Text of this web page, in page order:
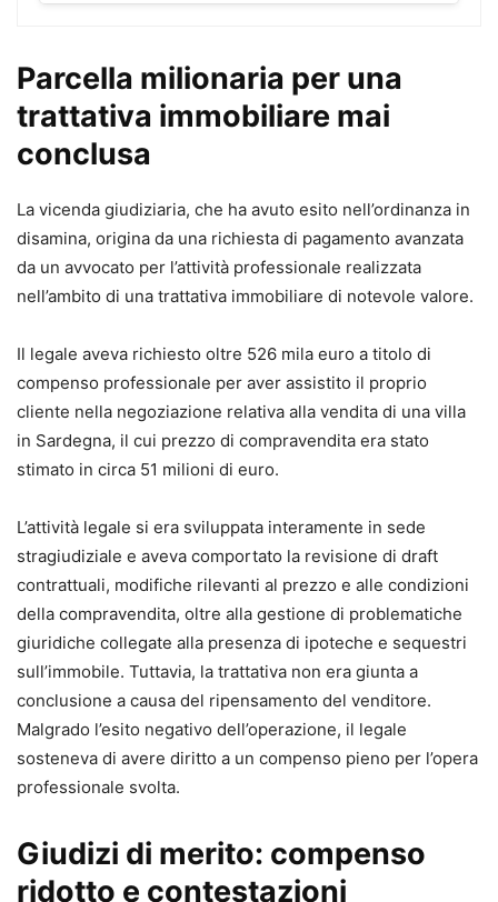
strumenti alternativi di risoluzione delle controversie.
L’opera raccoglieoltre 200 formule, ciascuna corredata
• riferimento normativo puntuale,
indicazione dei termini e delle scadenze,
preclusioni processuali,
strategia difensiva e redigere atti completi, aggiornati e
Contenuti principali
parti e difensori, mediazione e negoziazione assistita;
giudizio di primo grado davanti al tribunale e al giudice di
appello, ricorso per Cassazione e altre impugnazioni;
controversie di lavoro;
precetto ed esecuzione, opposizioni all’esecuzione;
•procedimenti cautelari e procedimento semplificato di
•arbitrato e trasferimento del contenzioso in sede
arbitrale.
Parcella milionaria per una
trattativa immobiliare mai
conclusa
La vicenda giudiziaria, che ha avuto esito nell’ordinanza in
disamina, origina da una richiesta di pagamento avanzata
da un avvocato per l’attività professionale realizzata
nell’ambito di una trattativa immobiliare di notevole valore.
Il legale aveva richiesto oltre 526 mila euro a titolo di
compenso professionale per aver assistito il proprio
cliente nella negoziazione relativa alla vendita di una villa
in Sardegna, il cui prezzo di compravendita era stato
stimato in circa 51 milioni di euro.
L’attività legale si era sviluppata interamente in sede
stragiudiziale e aveva comportato la revisione di draft
contrattuali, modifiche rilevanti al prezzo e alle condizioni
della compravendita, oltre alla gestione di problematiche
giuridiche collegate alla presenza di ipoteche e sequestri
sull’immobile. Tuttavia, la trattativa non era giunta a
conclusione a causa del ripensamento del venditore.
Malgrado l’esito negativo dell’operazione, il legale
sosteneva di avere diritto a un compenso pieno per l’opera
professionale svolta.
Giudizi di merito: compenso
ridotto e contestazioni